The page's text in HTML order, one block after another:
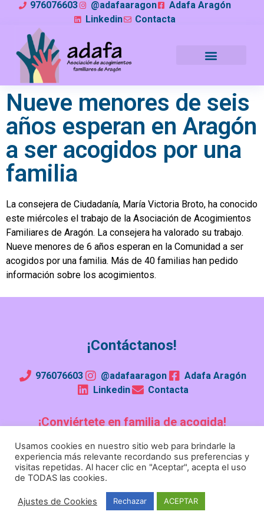
976076603 @adafaaragon
Adafa Aragón
Linkedin
Contacta
Nueve menores de seis
años esperan en Aragón
a ser acogidos por una
familia
La consejera de Ciudadanía, María Victoria Broto, ha conocido
este miércoles el trabajo de la Asociación de Acogimientos
Familiares de Aragón. La consejera ha valorado su trabajo.
Nueve menores de 6 años esperan en la Comunidad a ser
acogidos por una familia. Más de 40 familias han pedido
información sobre los acogimientos.
¡Contáctanos!
976076603 @adafaaragon
Adafa Aragón
Linkedin
Contacta
¡Conviértete en familia de acogida!
Aviso legal Política de privacidadPolítica de cookies
Política de calidad
Usamos cookies en nuestro sitio web para brindarle la
experiencia más relevante recordando sus preferencias y
visitas repetidas. Al hacer clic en "Aceptar", acepta el uso
de TODAS las cookies.
Ajustes de Cookies Rechazar ACEPTAR